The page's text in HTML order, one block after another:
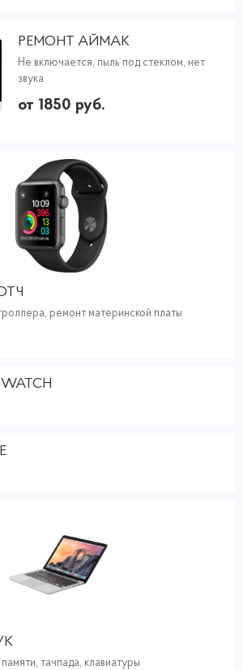
РЕМОНТ АЙМАК
Не включается, пыль под стеклом, нет
звука
от 1850 руб.
ремонт материнской платы
тачпада, клавиатуры